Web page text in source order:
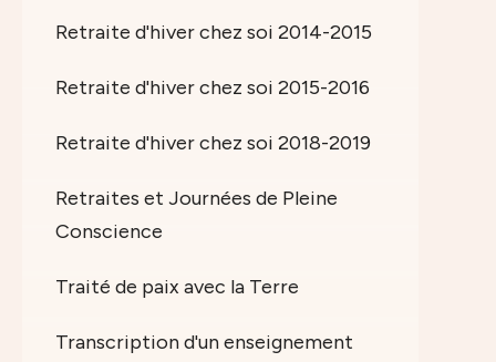
Retraite d'hiver chez soi 2014-2015
Retraite d'hiver chez soi 2015-2016
Retraite d'hiver chez soi 2018-2019
Retraites et Journées de Pleine
Conscience
Traité de paix avec la Terre
Transcription d'un enseignement